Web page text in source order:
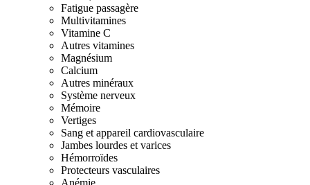
Fatigue passagère
Multivitamines
Vitamine C
Autres vitamines
Magnésium
Calcium
Autres minéraux
Système nerveux
Mémoire
Vertiges
Sang et appareil cardiovasculaire
Jambes lourdes et varices
Hémorroïdes
Protecteurs vasculaires
Anémie